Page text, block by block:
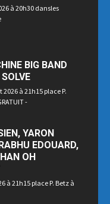
à 20h30 dansles
BIG BAND
à 21h15 place P.
-
YARON
EDOUARD,
OH
à 21h15 place P. Betz à